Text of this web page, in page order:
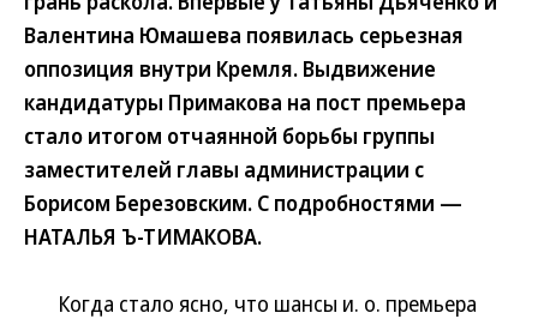
Валентина Юмашева появилась серьезная
оппозиция внутри Кремля. Выдвижение
кандидатуры Примакова на пост премьера
стало итогом отчаянной борьбы группы
заместителей главы администрации с
Борисом Березовским. С подробностями —
НАТАЛЬЯ Ъ-ТИМАКОВА.
Когда стало ясно, что шансы и. о. премьера